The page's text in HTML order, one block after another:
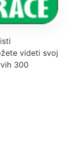
videti svoj
300